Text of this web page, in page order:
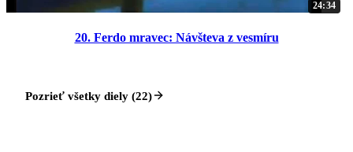
24:34
20. Ferdo mravec: Návšteva z vesmíru
Pozrieť všetky diely (22)